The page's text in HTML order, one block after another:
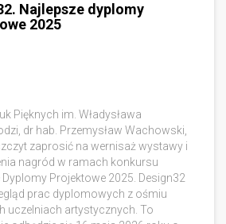
Najlepsze dyplomy
2025
Pięknych im. Władysława
dr hab. Przemysław Wachowski,
zaprosić na wernisaż wystawy i
nagród w ramach konkursu
Dyplomy Projektowe 2025. Design32
prac dyplomowych z ośmiu
uczelniach artystycznych. To